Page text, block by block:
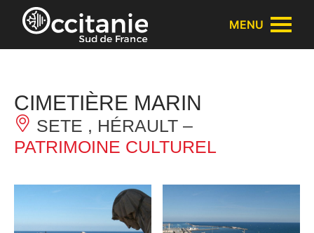
Panneau de gestion des cookies
MENU
CIMETIÈRE MARIN
SETE , HÉRAULT –
PATRIMOINE CULTUREL